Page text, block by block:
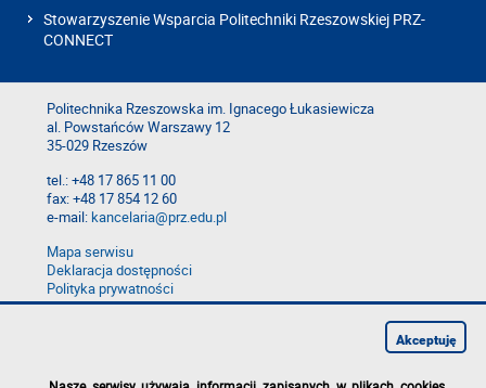
Stowarzyszenie Wsparcia Politechniki Rzeszowskiej PRZ-
CONNECT
Politechnika Rzeszowska im. Ignacego Łukasiewicza
al. Powstańców Warszawy 12
35-029 Rzeszów
tel.: +48 17 865 11 00
fax: +48 17 854 12 60
e-mail:kancelaria@prz.edu.pl
Mapa serwisu
Deklaracja dostępności
Polityka prywatności
Zgłoś błąd na stronie
Akceptuję